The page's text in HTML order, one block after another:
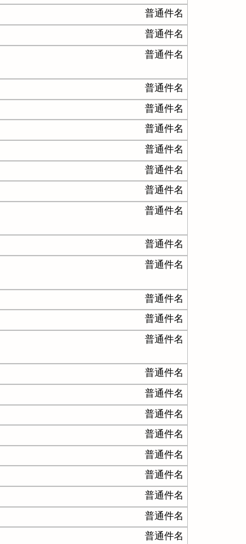
普通件名
普通件名
普通件名
普通件名
普通件名
普通件名
普通件名
普通件名
普通件名
普通件名
普通件名
普通件名
普通件名
普通件名
普通件名
普通件名
普通件名
普通件名
普通件名
普通件名
普通件名
普通件名
普通件名
普通件名